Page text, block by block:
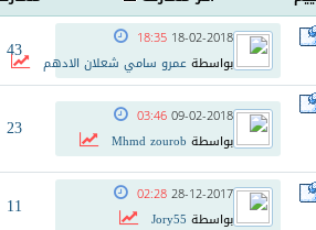
18-02-2018
18:35
بواسطةعمرو سامي شعلان الادهم 43
09-02-2018
03:46
بواسطة Mhmd zourob
23
28-12-2017
02:28
بواسطة Jory55
11